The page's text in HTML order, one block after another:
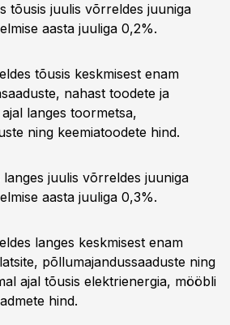
tõusis juulis võrreldes juuniga
aasta juuliga 0,2%.
tõusis keskmisest enam
nahast toodete ja
langes toormetsa,
ning keemiatoodete hind.
juulis võrreldes juuniga
aasta juuliga 0,3%.
langes keskmisest enam
põllumajandussaaduste ning
ajal tõusis elektrienergia, mööbli
hind.